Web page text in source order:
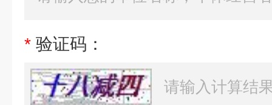
* 验证码：